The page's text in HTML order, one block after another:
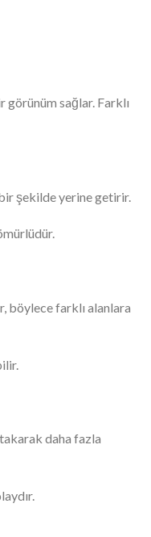
görünüm sağlar. Farklı
şekilde yerine getirir.
böylece farklı alanlara
daha fazla